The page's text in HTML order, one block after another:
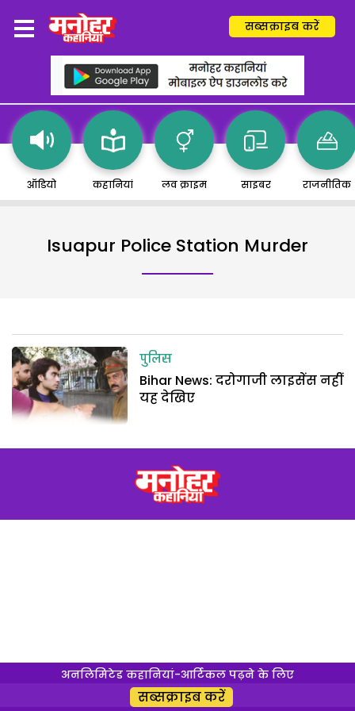
सब्सक्राइब करें
ऑडियो कहानियां लव क्राइम साइबर राजनीतिक
Isuapur Police Station Murder
पुलिस
Bihar News: दरोगाजी लाइसेंस नहीं
यह देखिए
अनलिमिटेड कहानियां-आर्टिकल पढ़ने के लिए
सब्सक्राइब करें